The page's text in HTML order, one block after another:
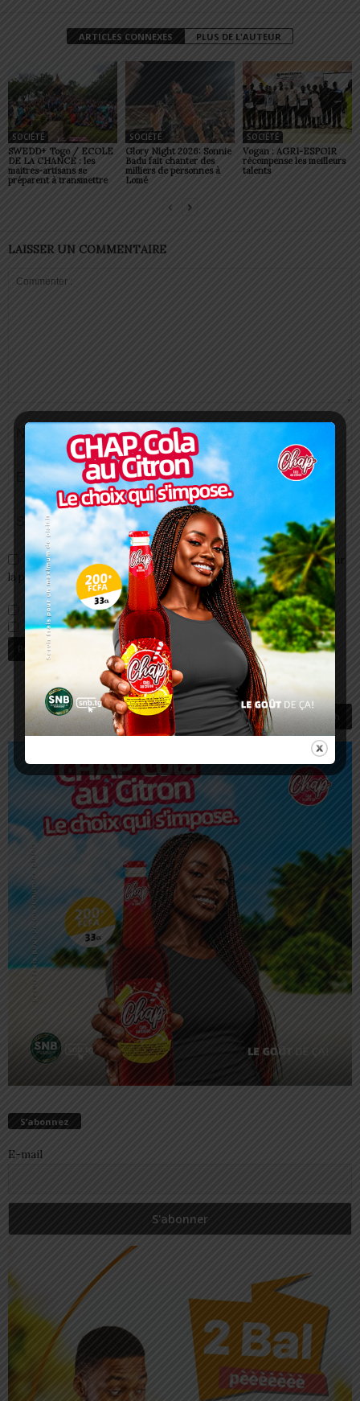
ARTICLES CONNEXES PLUS DE L'AUTEUR
SOCIÉTÉ
SWEDD+ Togo / ECOLE
DE LA CHANCE : les
maitres-artisans se
préparent à transmettre
SOCIÉTÉ
Glory Night 2026: Sonnie
Badu fait chanter des
milliers de personnes à
Lomé
SOCIÉTÉ
Vogan : AGRI-ESPOIR
récompense les meilleurs
talents
LAISSER UN COMMENTAIRE
Enregistrer mon nom, email et site web dans ce navigateur pour
la prochaine fois que je commenterai.
Prévenez-moi de tous les nouveaux commentaires par e-mail.
Prévenez-moi de tous les nouveaux articles par e-mail.
S’abonnez
E-mail